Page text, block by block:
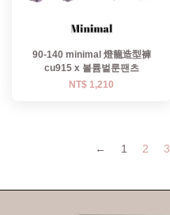
90-140 minimal 燈籠造型褲
cu915 x 볼륨벌룬팬츠
NT$ 1,210
← 1 2 3